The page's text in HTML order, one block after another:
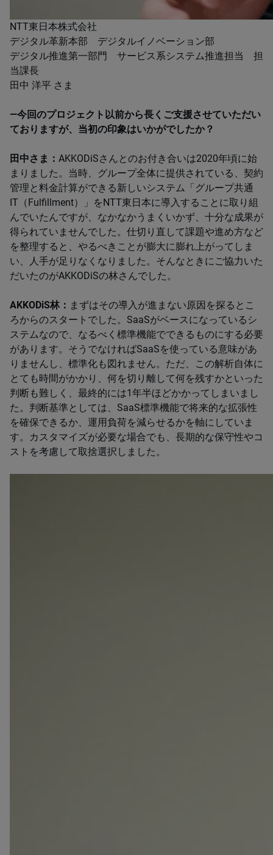
​NTT東日本株式会社​
デジタル革新本部 デジタルイノベーション部
デジタル推進第一部門 サービス系システム推進担当 担
当課長
​田中 洋平 さま
―今回のプロジェクト以前から長くご支援させていただい
ておりますが、当初の印象はいかがでしたか？​
田中さま： AKKODiS​さんとのお付き合いは​2020年頃に始
まりました。当時、グループ全体に提供されている、契約
管理と料金計算ができる新しいシステム「グループ共通
IT（Fulfillment）」をNTT東日本に導入することに取り組
んでいたんですが、なかなかうまくいかず、十分な成果が
得られていませんでした。仕切り直して課題や進め方など
を整理すると、やるべきことが膨大に膨れ上がってしま
い、人手が足りなくなりました。そんなときにご協力いた
だいたのが​AKKODiS​の林さんでした。​
AKKODiS林： まずはその導入が進まない原因を探るとこ
ろからのスタートでした。​SaaS​がベースになっているシ
ステムなので、なるべく標準機能でできるものにする必要
があります。そうでなければ​SaaS​を使っている意味があ
りませんし、標準化も図れません。ただ、この解析自体に
とても時間がかかり、​​​​​​​​何を切り離して何を残すかといった
判断も難しく、最終的には​​​​1​​年半ほどかかってしまいまし
た。​​判断基準としては、SaaS標準機能で将来的な拡張性
を確保できるか、運用負荷を減らせるかを軸にしていま
す。カスタマイズが必要な場合でも、長期的な保守性やコ
ストを考慮して取捨選択しました。